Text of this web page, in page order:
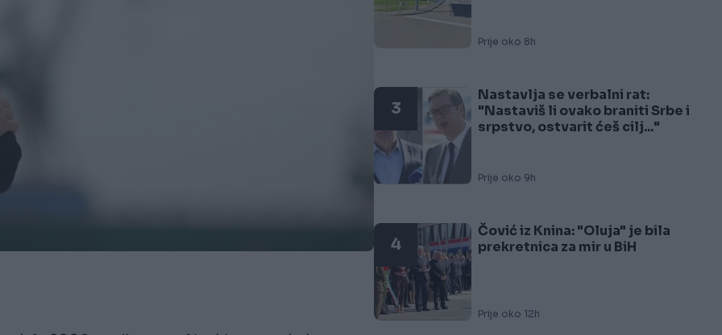
Prije oko 8h
3
Nastavlja se verbalni rat:
"Nastaviš li ovako braniti Srbe i
srpstvo, ostvarit ćeš cilj..."
Prije oko 9h
4
Čović iz Knina: "Oluja" je bila
prekretnica za mir u BiH
Prije oko 12h